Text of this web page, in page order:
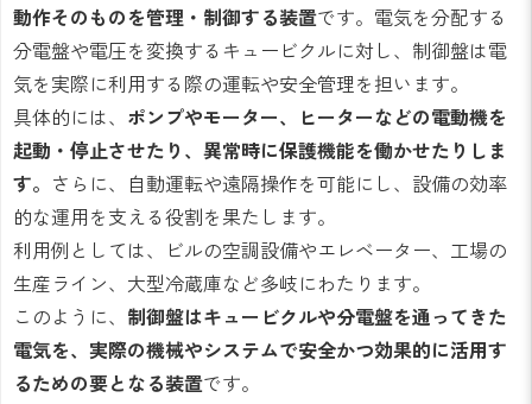
動作そのものを管理・制御する装置です。電気を分配する
分電盤や電圧を変換するキュービクルに対し、制御盤は電
気を実際に利用する際の運転や安全管理を担います。
具体的には、 ポンプやモーター、ヒーターなどの電動機を
起動・停止させたり、異常時に保護機能を働かせたりしま
す。 さらに、自動運転や遠隔操作を可能にし、設備の効率
的な運用を支える役割を果たします。
利用例としては、ビルの空調設備やエレベーター、工場の
生産ライン、大型冷蔵庫など多岐にわたります。
このように、 制御盤はキュービクルや分電盤を通ってきた
電気を、実際の機械やシステムで安全かつ効果的に活用す
るための要となる装置です。